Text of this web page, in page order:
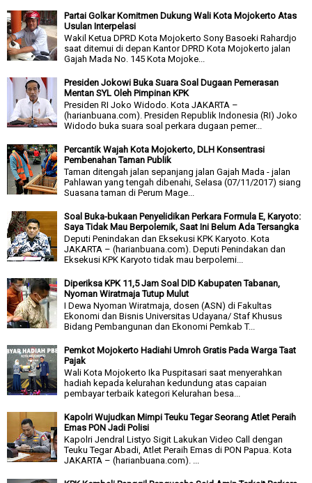
Partai Golkar Komitmen Dukung Wali Kota Mojokerto Atas
Usulan Interpelasi
Wakil Ketua DPRD Kota Mojokerto Sony Basoeki Rahardjo
saat ditemui di depan Kantor DPRD Kota Mojokerto jalan
Gajah Mada No. 145 Kota Mojoke...
Presiden Jokowi Buka Suara Soal Dugaan Pemerasan
Mentan SYL Oleh Pimpinan KPK
Presiden RI Joko Widodo. Kota JAKARTA –
(harianbuana.com). Presiden Republik Indonesia (RI) Joko
Widodo buka suara soal perkara dugaan pemer...
Percantik Wajah Kota Mojokerto, DLH Konsentrasi
Pembenahan Taman Publik
Taman ditengah jalan sepanjang jalan Gajah Mada - jalan
Pahlawan yang tengah dibenahi, Selasa (07/11/2017) siang
Suasana taman di Perum Mage...
Soal Buka-bukaan Penyelidikan Perkara Formula E, Karyoto:
Saya Tidak Mau Berpolemik, Saat Ini Belum Ada Tersangka
Deputi Penindakan dan Eksekusi KPK Karyoto. Kota
JAKARTA – (harianbuana.com). Deputi Penindakan dan
Eksekusi KPK Karyoto tidak mau berpolemi...
Diperiksa KPK 11,5 Jam Soal DID Kabupaten Tabanan,
Nyoman Wiratmaja Tutup Mulut
I Dewa Nyoman Wiratmaja, dosen (ASN) di Fakultas
Ekonomi dan Bisnis Universitas Udayana/ Staf Khusus
Bidang Pembangunan dan Ekonomi Pemkab T...
Pemkot Mojokerto Hadiahi Umroh Gratis Pada Warga Taat
Pajak
Wali Kota Mojokerto Ika Puspitasari saat menyerahkan
hadiah kepada kelurahan kedundung atas capaian
pembayar terbaik kategori Kelurahan besa...
Kapolri Wujudkan Mimpi Teuku Tegar Seorang Atlet Peraih
Emas PON Jadi Polisi
Kapolri Jendral Listyo Sigit Lakukan Video Call dengan
Teuku Tegar Abadi, Atlet Peraih Emas di PON Papua. Kota
JAKARTA – (harianbuana.com). ...